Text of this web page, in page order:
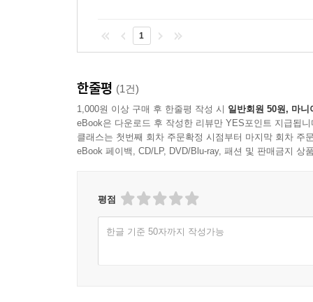
1
한줄평 (1건)
1,000원 이상 구매 후 한줄평 작성 시 일반회원 50원, 마니
eBook은 다운로드 후 작성한 리뷰만 YES포인트 지급됩니
클래스는 첫번째 회차 주문확정 시점부터 마지막 회차 주
eBook 페이백, CD/LP, DVD/Blu-ray, 패션 및 판매금지 상
평점
한글 기준 50자까지 작성가능